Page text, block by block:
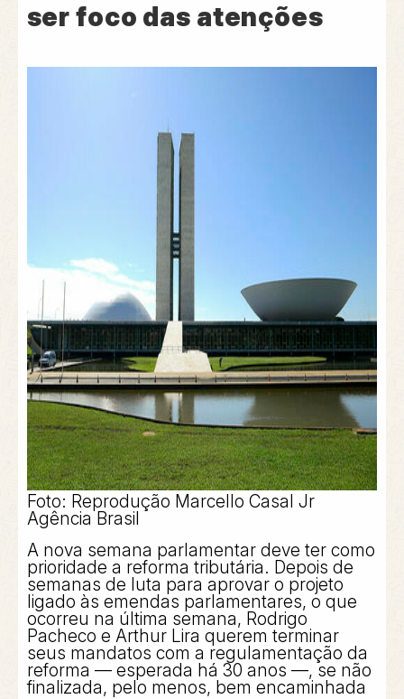
ser foco das atenções
Foto: Reprodução Marcello Casal Jr
Agência Brasil
A nova semana parlamentar deve ter como
prioridade a reforma tributária. Depois de
semanas de luta para aprovar o projeto
ligado às emendas parlamentares, o que
ocorreu na última semana, Rodrigo
Pacheco e Arthur Lira querem terminar
seus mandatos com a regulamentação da
reforma — esperada há 30 anos —, se não
finalizada, pelo menos, bem encaminhada